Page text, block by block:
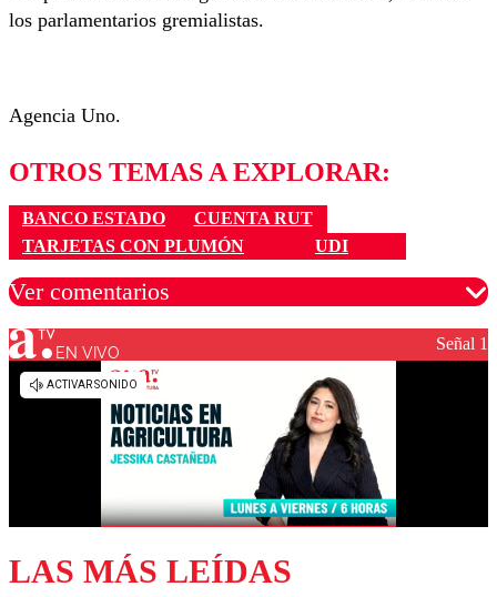
los parlamentarios gremialistas.
Agencia Uno.
OTROS TEMAS A EXPLORAR:
BANCO ESTADO
CUENTA RUT
TARJETAS CON PLUMÓN
UDI
Ver comentarios
Los comentarios son moderados para garantizar un
diálogo respetuoso.
EN VIVO Señal 1
LAS MÁS LEÍDAS